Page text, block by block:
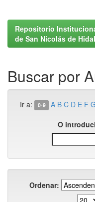
Repositorio
de San Nicolás de
Buscar por
Ir a: 0-9 A B C D E F G
O
Ordenar: